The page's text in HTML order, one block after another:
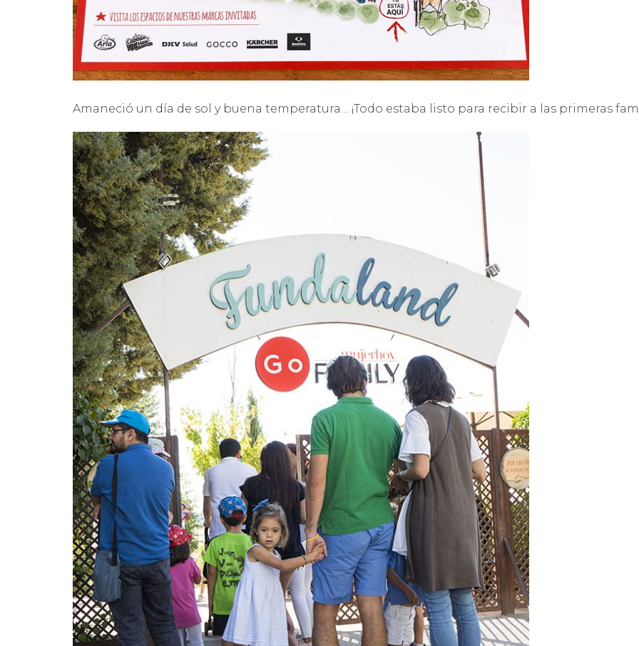
Amaneció un día de sol y buena temperatura… ¡Todo estaba listo para recibir a las primeras